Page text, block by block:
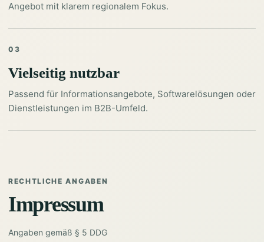
Angebot mit klarem regionalem Fokus.
03
Vielseitig nutzbar
Passend für Informationsangebote, Softwarelösungen oder
Dienstleistungen im B2B-Umfeld.
RECHTLICHE ANGABEN
Impressum
Angaben gemäß § 5 DDG